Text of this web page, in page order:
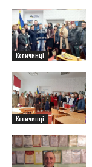
Копичинці
Копичинці